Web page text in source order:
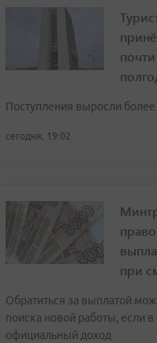
Поступления выросли более
сегодня, 19:02
при
Обратиться за выплатой
поиска новой работы, если
официальный доход